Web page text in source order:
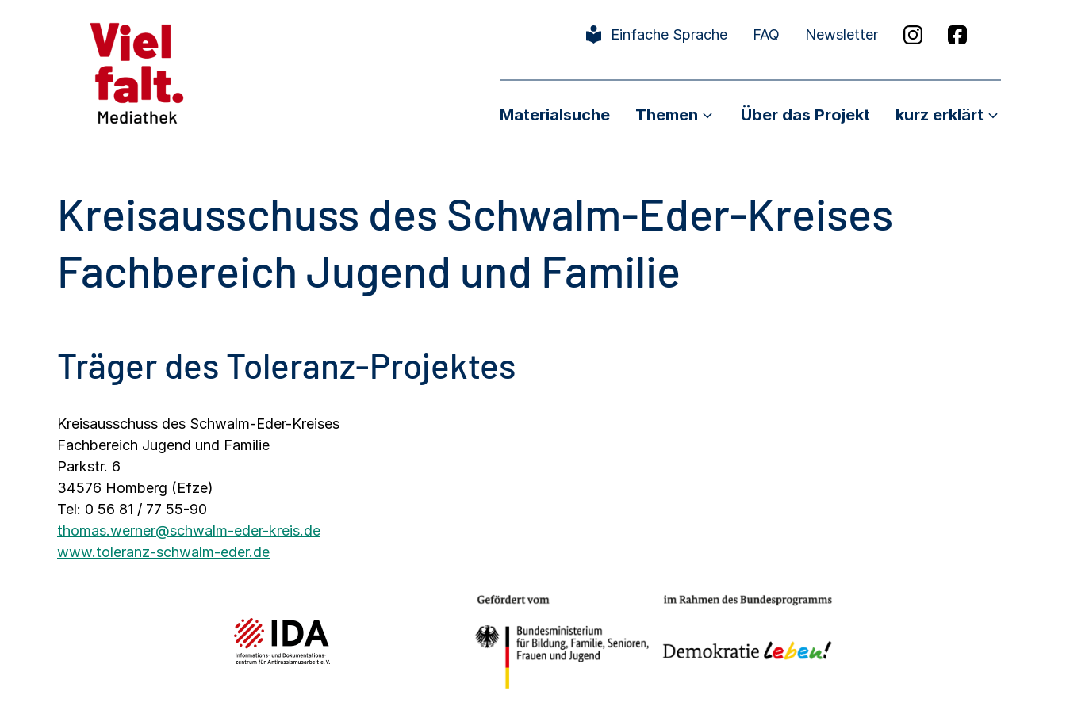
Einfache Sprache FAQ Newsletter
Materialsuche Themen Über das Projekt kurz erklärt
Kreisausschuss des Schwalm-Eder-Kreises
Fachbereich Jugend und Familie
Träger des Toleranz-Projektes
Kreisausschuss des Schwalm-Eder-Kreises
Fachbereich Jugend und Familie
Parkstr. 6
34576 Homberg (Efze)
Tel: 0 56 81 / 77 55-90
thomas.werner@schwalm-eder-kreis.de
www.toleranz-schwalm-eder.de